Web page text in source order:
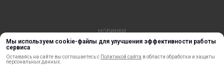
Мы используем cookie-файлы для улучшения эффективности работы
сервиса
Оставаясь на сайте вы соглашаетесь с Политикой сайта в области обработки и защиты
персональных данных.
НОВИНКИ
АКЦИИ И РАСПРОДАЖА
ТЕРМОПЕРЕНОС